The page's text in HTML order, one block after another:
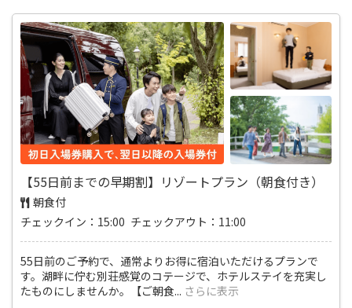
【55日前までの早期割】リゾートプラン（朝食付き）
朝食付
チェックイン：15:00 チェックアウト：11:00
55日前のご予約で、通常よりお得に宿泊いただけるプランで
す。湖畔に佇む別荘感覚のコテージで、ホテルステイを充実し
たものにしませんか。【ご朝食... さらに表示